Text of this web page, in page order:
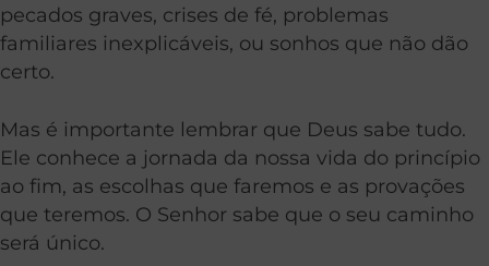
pecados graves, crises de fé, problemas
familiares inexplicáveis, ou sonhos que não dão
certo.
Mas é importante lembrar que Deus sabe tudo.
Ele conhece a jornada da nossa vida do princípio
ao fim, as escolhas que faremos e as provações
que teremos. O Senhor sabe que o seu caminho
será único.